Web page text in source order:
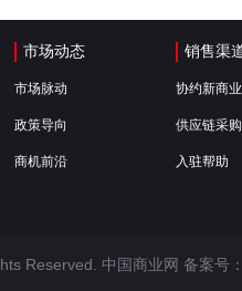
市场动态
市场脉动
政策导向
商机前沿
销售渠
协约新商业
供应链采购
入驻帮助
Reserved. 中国商业网 备案号：